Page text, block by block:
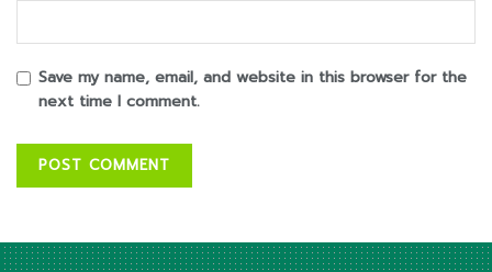
Save my name, email, and website in this browser for the
next time I comment.